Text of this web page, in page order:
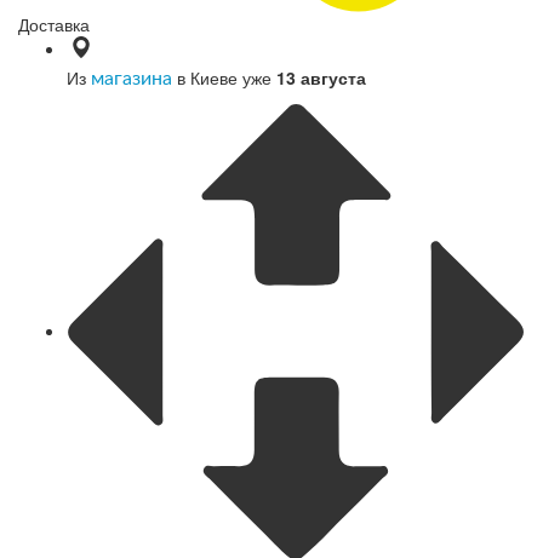
Доставка
Из магазина в Киеве уже 13 августа